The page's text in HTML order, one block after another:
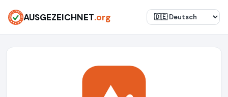
AUSGEZEICHNET.org